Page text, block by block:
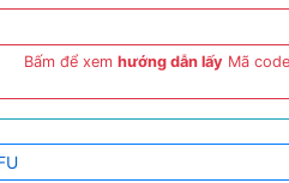
Bấm để xem hướng dẫn lấy Mã